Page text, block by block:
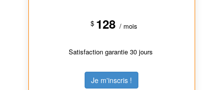
$ 128/ mois
Satisfaction garantie 30 jours
Je m'inscris !